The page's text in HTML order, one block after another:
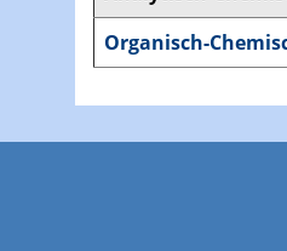
Organisch-